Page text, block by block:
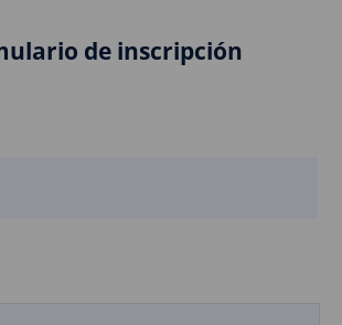
de inscripción